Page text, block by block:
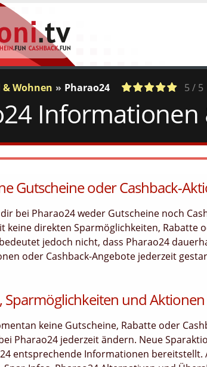
& Wohnen Pharao24
Votes
5 / 5
Informationen
Gutscheine oder Cashback-
bei Pharao24 weder Gutscheine noch
keine direkten Sparmöglichkeiten, Rabatte
jedoch nicht, dass Pharao24
oder Cashback-Angebote jederzeit
Sparmöglichkeiten und
keine Gutscheine, Rabatte oder
Pharao24 jederzeit ändern. Neue
entsprechende Informationen bereitstellt.